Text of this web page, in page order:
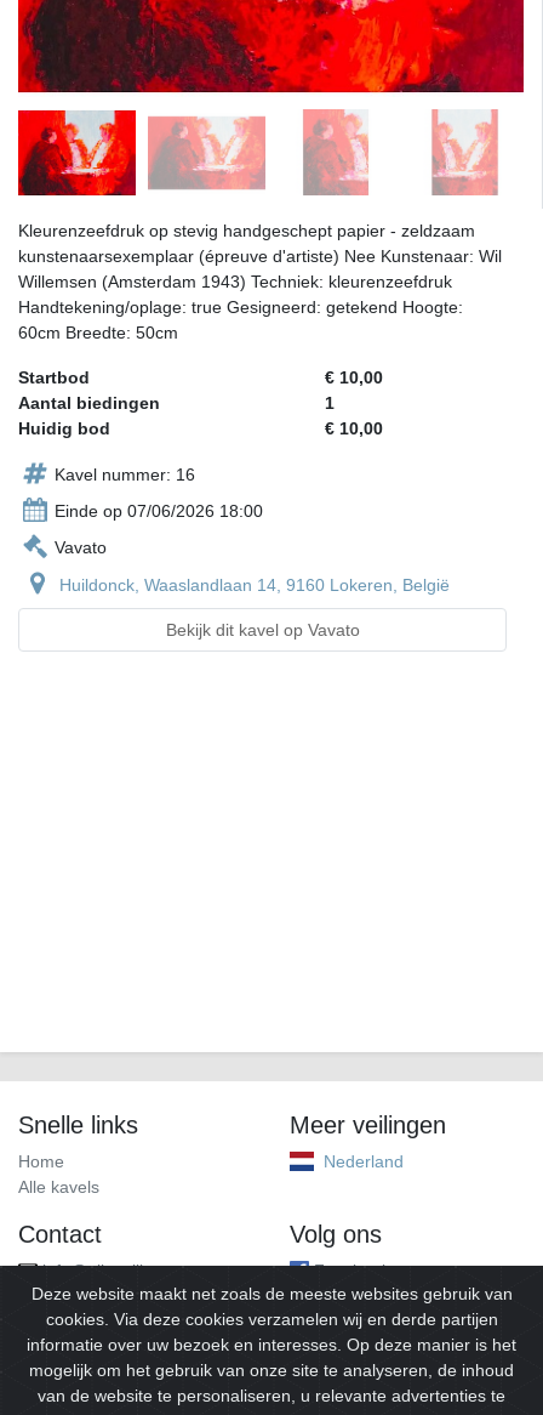
Kleurenzeefdruk op stevig handgeschept papier - zeldzaam
kunstenaarsexemplaar (épreuve d'artiste) Nee Kunstenaar: Wil
Willemsen (Amsterdam 1943) Techniek: kleurenzeefdruk
Handtekening/oplage: true Gesigneerd: getekend Hoogte:
60cm Breedte: 50cm
Startbod
€ 10,00
Aantal biedingen
1
Huidig bod
€ 10,00
Kavel nummer: 16
Einde op 07/06/2026 18:00
Vavato
Huildonck, Waaslandlaan 14, 9160 Lokeren, België
Bekijk dit kavel op Vavato
Snelle links
Home
Alle kavels
Meer veilingen
Nederland
Contact
info@alleveilingen.net
Volg ons
Facebook
Deze website maakt net zoals de meeste websites gebruik van
cookies. Via deze cookies verzamelen wij en derde partijen
informatie over uw bezoek en interesses. Op deze manier is het
mogelijk om het gebruik van onze site te analyseren, de inhoud
van de website te personaliseren, u relevante advertenties te